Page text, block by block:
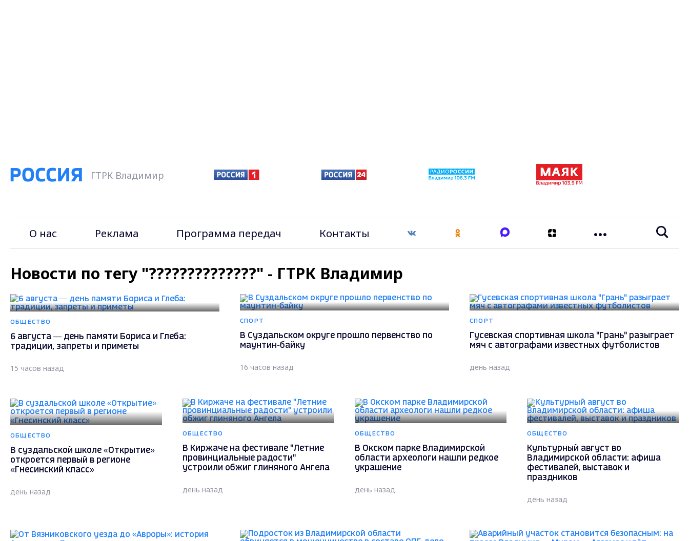
ГТРК Владимир
О нас Реклама Программа передач Контакты
Новости по тегу "??????????????" - ГТРК Владимир
ОБЩЕСТВО
6 августа — день памяти Бориса и Глеба:
традиции, запреты и приметы
15 часов назад
СПОРТ
В Суздальском округе прошло первенство по
маунтин-байку
16 часов назад
СПОРТ
Гусевская спортивная школа "Грань" разыграет
мяч с автографами известных футболистов
день назад
ОБЩЕСТВО
В суздальской школе «Открытие»
откроется первый в регионе
«Гнесинский класс»
день назад
ОБЩЕСТВО
В Киржаче на фестивале "Летние
провинциальные радости"
устроили обжиг глиняного Ангела
день назад
ОБЩЕСТВО
В Окском парке Владимирской
области археологи нашли редкое
украшение
день назад
ОБЩЕСТВО
Культурный август во
Владимирской области: афиша
фестивалей, выставок и
праздников
день назад